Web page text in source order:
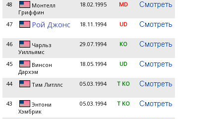
48
Монтелл
Гриффин
18.02.1995 MD
47 Рой Джонс 18.11.1994 UD
46
Чарльз
Уилльямс
29.07.1994 KO
45
Винсон
Дархэм
18.05.1994 UD
44 Тим Литллс 05.03.1994 T KO
43
Энтони
Хэмбрик
05.03.1994 T KO